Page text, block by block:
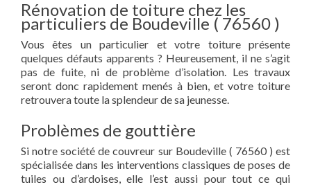
Rénovation de toiture chez les
particuliers de Boudeville ( 76560 )
Vous êtes un particulier et votre toiture présente
quelques défauts apparents ? Heureusement, il ne s’agit
pas de fuite, ni de problème d’isolation. Les travaux
seront donc rapidement menés à bien, et votre toiture
retrouvera toute la splendeur de sa jeunesse.
Problèmes de gouttière
Si notre société de couvreur sur Boudeville ( 76560 ) est
spécialisée dans les interventions classiques de poses de
tuiles ou d’ardoises, elle l’est aussi pour tout ce qui